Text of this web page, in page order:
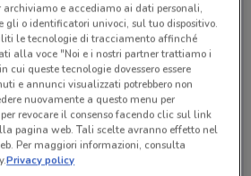
archiviamo e accediamo ai dati personali,
gli o identificatori univoci, sul tuo dispositivo.
le tecnologie di tracciamento affinché
alla voce "Noi e i nostri partner trattiamo i
cui queste tecnologie dovessero essere
e annunci visualizzati potrebbero non
nuovamente a questo menu per
revocare il consenso facendo clic sul link
pagina web. Tali scelte avranno effetto nel
Per maggiori informazioni, consulta
Privacy policy